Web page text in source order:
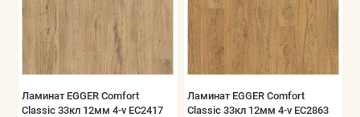
Ламинат EGGER Comfort
Classic 33кл 12мм 4-v EC2417
Ламинат EGGER Comfort
Classic 33кл 12мм 4-v EC2863